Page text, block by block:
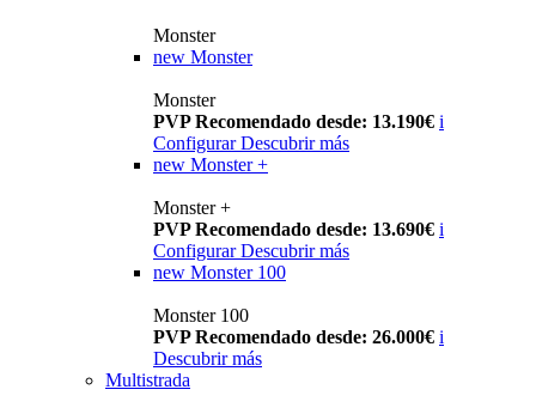
Monster
new Monster
Monster
PVP Recomendado desde: 13.190€ i
Configurar Descubrir más
new Monster +
Monster +
PVP Recomendado desde: 13.690€ i
Configurar Descubrir más
new Monster 100
Monster 100
PVP Recomendado desde: 26.000€ i
Descubrir más
Multistrada